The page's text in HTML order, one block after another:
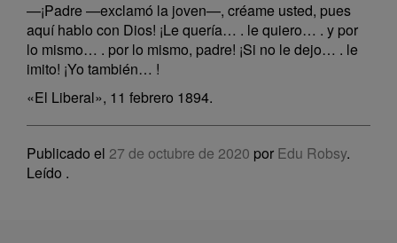
—¡Padre —exclamó la joven—, créame usted, pues
aquí hablo con Dios! ¡Le quería… . le quiero… . y por
lo mismo… . por lo mismo, padre! ¡Si no le dejo… . le
imito! ¡Yo también… !
«El Liberal», 11 febrero 1894.
Publicado el 27 de octubre de 2020 por Edu Robsy.
Leído .